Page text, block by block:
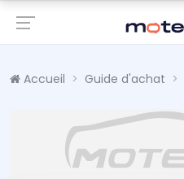
Accueil Guide d'achat